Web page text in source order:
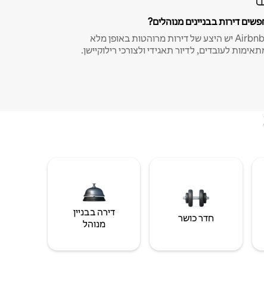
דירות בבניינים מנוהלים?
ב-Airbnb יש היצע של דירות מרוהטות באופן מלא
לעובדים, לדיור תאגידי ולצורכי רילוקיישן.
חדר כושר
דירה בבניין
מנוהל